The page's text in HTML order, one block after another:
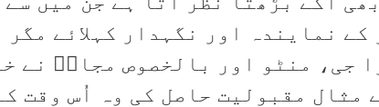
کے نمایندہ اور نگہدار کہلائے مگر
جی، منٹو اور بالخصوص مجازؔ نے
مثال مقبولیت حاصل کی وہ اُس وقت